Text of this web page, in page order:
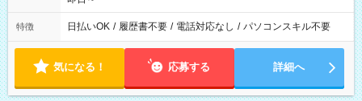
特徴 日払いOK / 履歴書不要 / 電話対応なし / パソコンスキル不要
気になる！ 応募する 詳細へ